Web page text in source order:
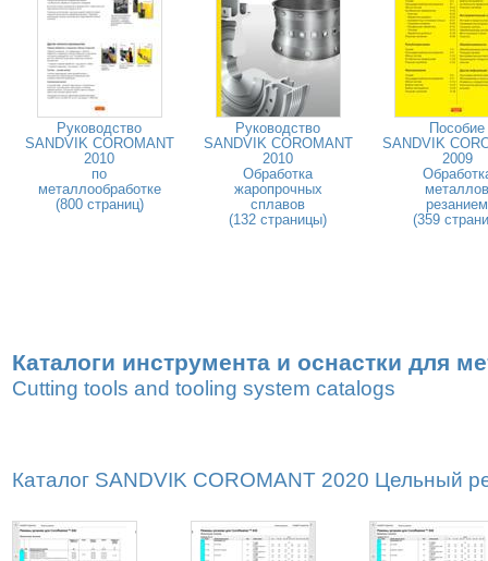
Руководство
SANDVIK COROMANT
2010
по
металлообработке
(800 страниц)
Руководство
SANDVIK COROMANT
2010
Обработка
жаропрочных
сплавов
(132 страницы)
Пособие
SANDVIK
2009
металлов
резанием
(359
Каталоги инструмента и оснастки для
Cutting tools and tooling system catalogs
Каталог SANDVIK COROMANT 2020 Цельный